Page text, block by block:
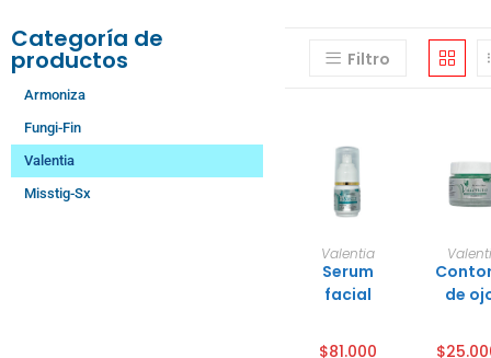
Categoría de
productos
Armoniza
Fungi-Fin
Valentia
Misstig-Sx
Filtro
Añadir
al
carrito
Valentia
Serum
facial
$81.000
onar
es
de
$